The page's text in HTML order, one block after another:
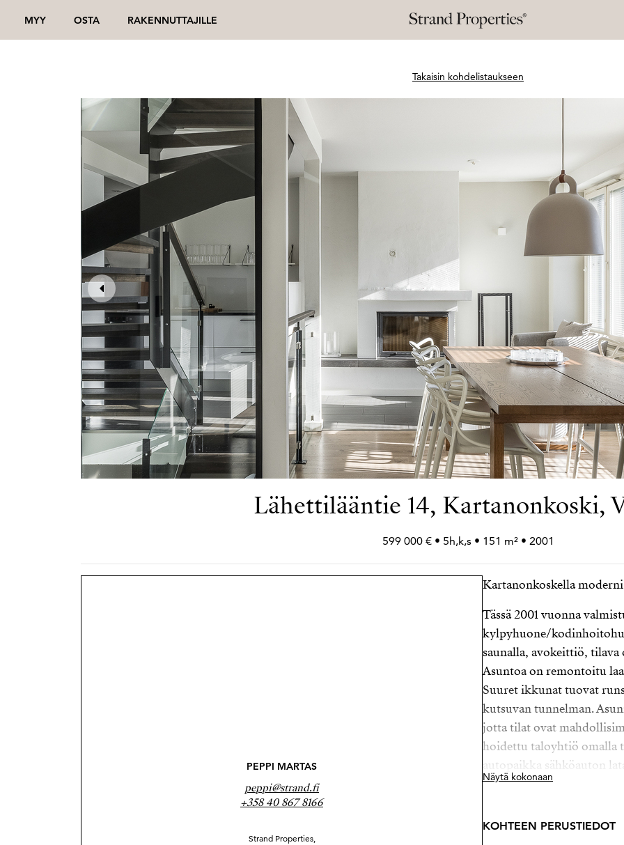
MYY OSTA RAKENNUTTAJILLE
Takaisin kohdelistaukseen
Lähettilääntie 14, Kartanonkoski,
599 000 € • 5h,k,s • 151 m² • 2001
PEPPI MARTAS
peppi@strand.fi
+358 40 867 8166
Strand Properties,
Kartanonkoskella
Tässä 2001 vuonna
kylpyhuone/
saunalla, avokeittiö, tilava
Asuntoa on remontoitu
Suuret ikkunat tuovat
kutsuvan tunnelman.
jotta tilat ovat
hoidettu taloyhtiö omalla
autopaikka sähköauton
tutustumaan tähän
Näytä kokonaan
KOHTEEN PERUSTIEDOT